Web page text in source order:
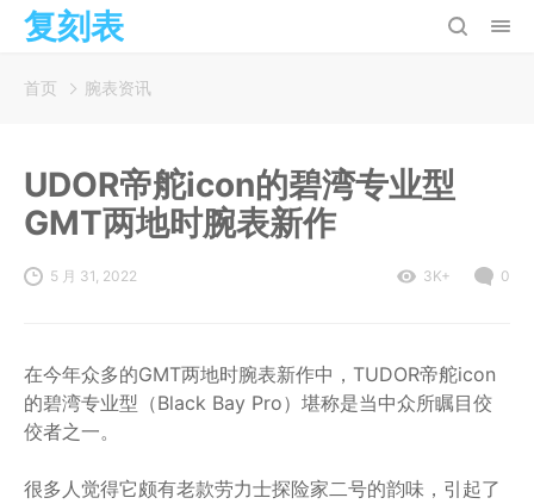
复刻表
首页 腕表资讯
UDOR帝舵icon的碧湾专业型
GMT两地时腕表新作
5 月 31, 2022 3K+ 0
在今年众多的GMT两地时腕表新作中，TUDOR帝舵icon
的碧湾专业型（Black Bay Pro）堪称是当中众所瞩目佼
佼者之一。
很多人觉得它颇有老款劳力士探险家二号的韵味，引起了